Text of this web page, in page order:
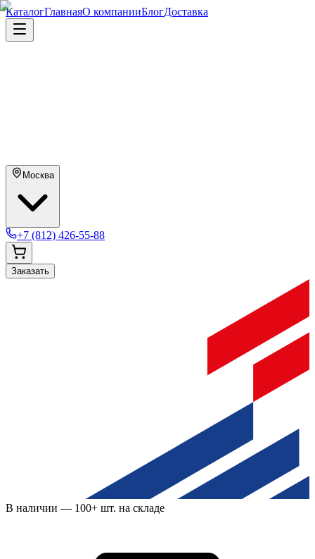
КаталогГлавнаяО компанииБлогДоставка
Москва
+7 (812) 426-55-88
Заказать
В наличии — 100+ шт. на складе